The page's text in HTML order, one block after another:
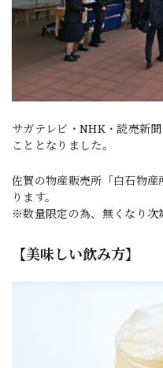
サガテレビ・NHK・読売新
こととなりました。
佐賀の物産販売所「白石物
ります。
※数量限定の為、無くなり次
【美味しい飲み方】